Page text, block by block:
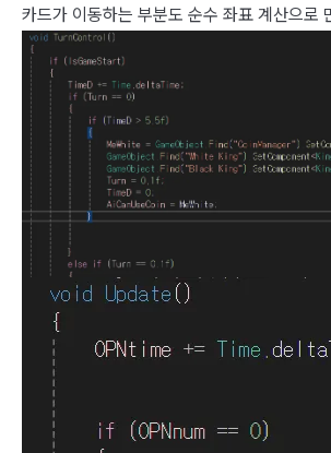
카드가 이동하는 부분도 순수 좌표 계산으로